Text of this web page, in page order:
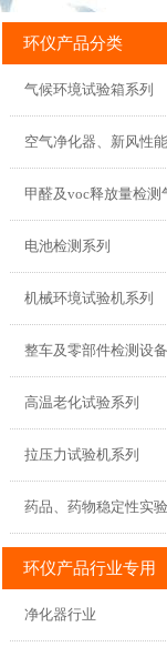
环仪产品分类
气候环境试验箱系列
空气净化器、新风性
甲醛及voc释放量检测
电池检测系列
机械环境试验机系列
整车及零部件检测设
高温老化试验系列
拉压力试验机系列
药品、药物稳定性实
环仪产品行业专用
净化器行业